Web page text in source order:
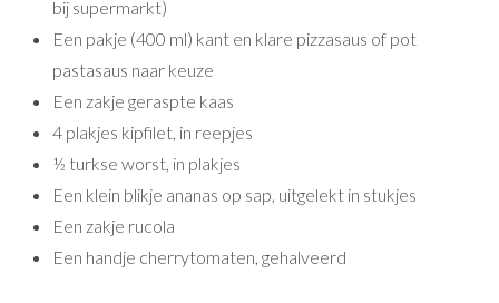
bij supermarkt)
Een pakje (400 ml) kant en klare pizzasaus of pot
pastasaus naar keuze
Een zakje geraspte kaas
4 plakjes kipfilet, in reepjes
½ turkse worst, in plakjes
Een klein blikje ananas op sap, uitgelekt in stukjes
Een zakje rucola
Een handje cherrytomaten, gehalveerd